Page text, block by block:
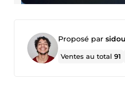
Proposé par
Ventes au total91